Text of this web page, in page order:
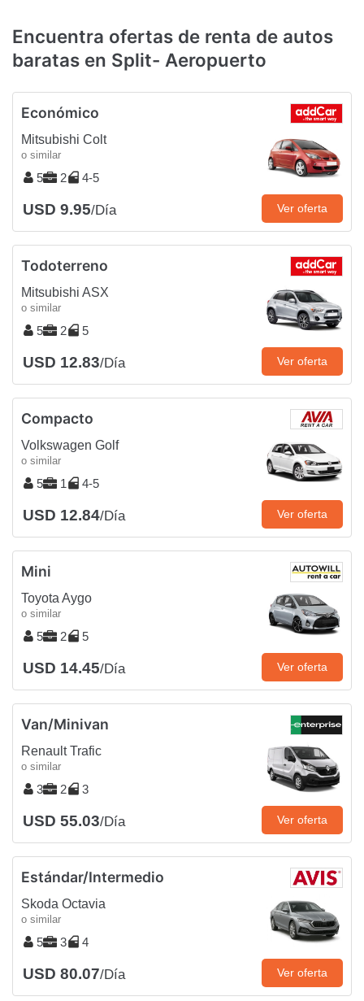
Encuentra ofertas de renta de autos
baratas en Split- Aeropuerto
Económico
Mitsubishi Colt
o similar
5 2 4-5
USD 9.95/Día Ver oferta
Todoterreno
Mitsubishi ASX
o similar
5 2 5
USD 12.83/Día Ver oferta
Compacto
Volkswagen Golf
o similar
5 1 4-5
USD 12.84/Día Ver oferta
Mini
Toyota Aygo
o similar
5 2 5
USD 14.45/Día Ver oferta
Van/Minivan
Renault Trafic
o similar
3 2 3
USD 55.03/Día Ver oferta
Estándar/Intermedio
Skoda Octavia
o similar
5 3 4
USD 80.07/Día Ver oferta